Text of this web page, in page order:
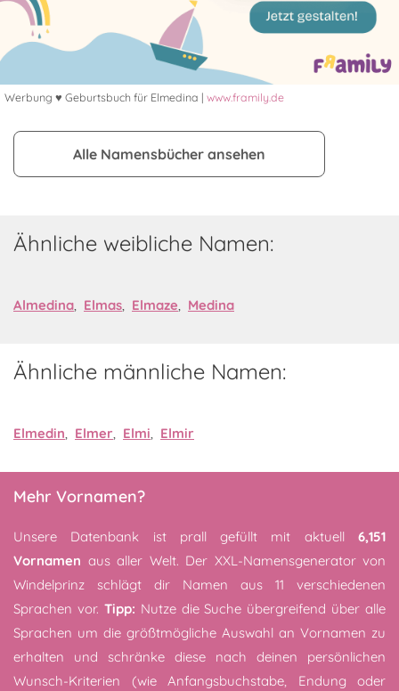
Werbung ♥ Geburtsbuch für Elmedina | www.framily.de
Alle Namensbücher ansehen
Ähnliche weibliche Namen:
Almedina, Elmas, Elmaze, Medina
Ähnliche männliche Namen:
Elmedin, Elmer, Elmi, Elmir
Mehr Vornamen?
Unsere Datenbank ist prall gefüllt mit aktuell 6,151
Vornamen aus aller Welt. Der XXL-Namensgenerator von
Windelprinz schlägt dir Namen aus 11 verschiedenen
Sprachen vor. Tipp: Nutze die Suche übergreifend über alle
Sprachen um die größtmögliche Auswahl an Vornamen zu
erhalten und schränke diese nach deinen persönlichen
Wunsch-Kriterien (wie Anfangsbuchstabe, Endung oder